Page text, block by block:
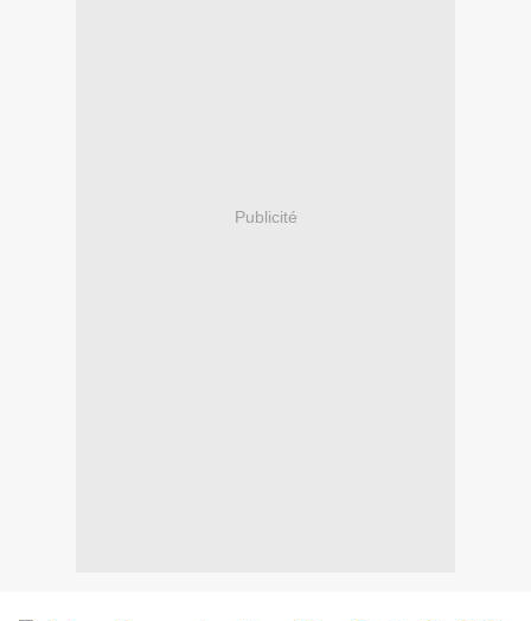
Publicité